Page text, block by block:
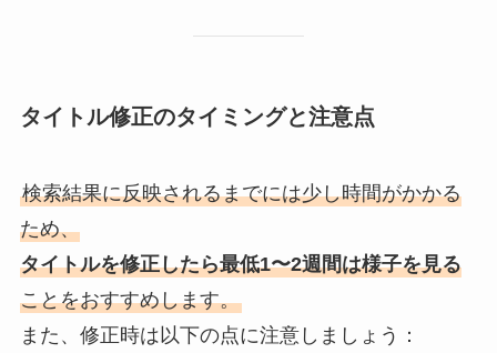
タイトル修正のタイミングと注意点
検索結果に反映されるまでには少し時間がかかる
ため、
タイトルを修正したら最低1〜2週間は様子を見る
ことをおすすめします。
また、修正時は以下の点に注意しましょう：